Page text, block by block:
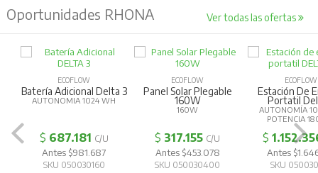
Oportunidades RHONA Ver todas las ofertas
ECOFLOW
Batería Adicional Delta 3
AUTONOMIA 1024 WH
$ 687.181 C/U
Antes $981.687
SKU 050030160
ECOFLOW
Panel Solar Plegable
160W
160W
$ 317.155 C/U
Antes $453.078
SKU 050030400
ECOFLOW
Estación De
Portatil
AUTONOMÍA
POTENCIA
$
Antes
SKU